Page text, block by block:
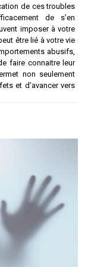
de ces troubles
de s’en
imposer à votre
être lié à votre vie
abusifs,
faire connaitre leur
non seulement
et d’avancer vers